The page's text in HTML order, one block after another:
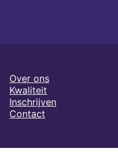
Over ons
Kwaliteit
Inschrijven
Contact